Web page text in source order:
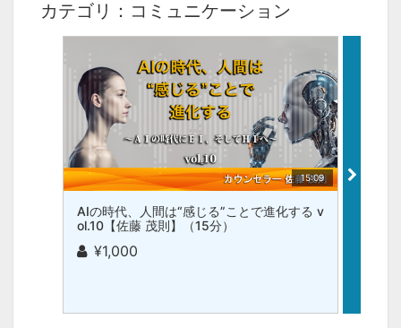
カテゴリ：コミュニケーション
15:09
AIの時代、人間は“感じる”ことで進化する v
ol.10【佐藤 茂則】（15分）
¥1,000